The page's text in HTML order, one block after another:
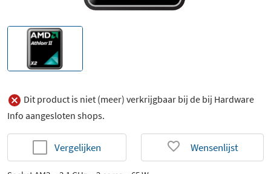
Dit product is niet (meer) verkrijgbaar bij de bij Hardware
Info aangesloten shops.
Vergelijken Wensenlijst